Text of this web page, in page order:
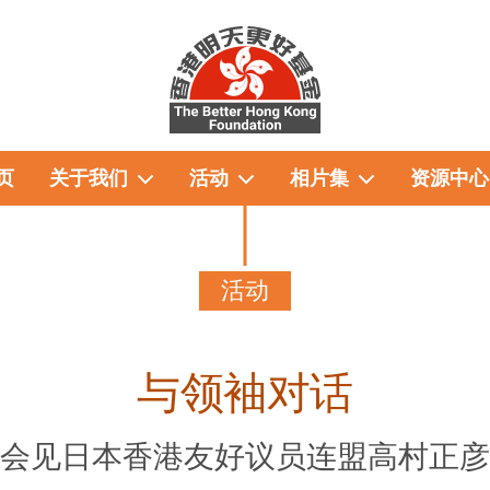
关于我们 活动 相片集 资源中心
活动
与领袖对话
会见日本香港友好议员连盟高村正彦